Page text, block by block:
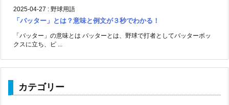
2025-04-27 : 野球用語
「バッター」とは？意味と例文が３秒でわかる！
「バッター」の意味とは バッターとは、野球で打者としてバッターボッ
クスに立ち、ピ ...
カテゴリー